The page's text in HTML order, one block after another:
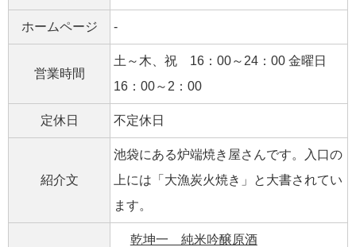
ホームページ -
営業時間
土～木、祝 16：00～24：00 金曜日
16：00～2：00
定休日 不定休日
紹介文
池袋にある炉端焼き屋さんです。入口の
上には「大漁炭火焼き」と大書されてい
ます。
乾坤一 純米吟醸原酒